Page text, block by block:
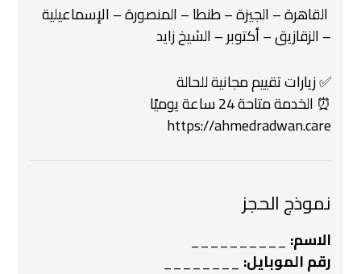
️ القاهرة – الجيزة – طنطا – المنصورة – الإسماعيلية
– الزقازيق – أكتوبر – الشيخ زايد
✅ زيارات تقييم مجانية للحالة
⏰ الخدمة متاحة 24 ساعة يوميًا
https://ahmedradwan.care
نموذج الحجز
الاسم: __________
رقم الموبايل: ________